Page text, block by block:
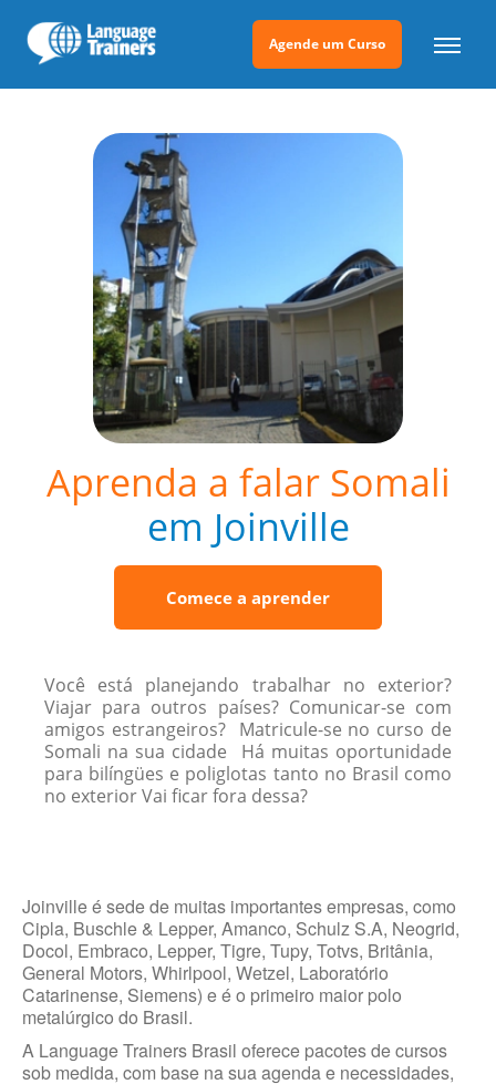
Agende um Curso
Aprenda a falar Somali
em Joinville
Comece a aprender
Você está planejando trabalhar no exterior?
Viajar para outros países? Comunicar-se com
amigos estrangeiros? Matricule-se no curso de
Somali na sua cidade Há muitas oportunidade
para bilíngües e poliglotas tanto no Brasil como
no exterior Vai ficar fora dessa?
Joinville é sede de muitas importantes empresas, como
Cipla, Buschle & Lepper, Amanco, Schulz S.A, Neogrid,
Docol, Embraco, Lepper, Tigre, Tupy, Totvs, Britânia,
General Motors, Whirlpool, Wetzel, Laboratório
Catarinense, Siemens) e é o primeiro maior polo
metalúrgico do Brasil.
A Language Trainers Brasil oferece pacotes de cursos
sob medida, com base na sua agenda e necessidades,